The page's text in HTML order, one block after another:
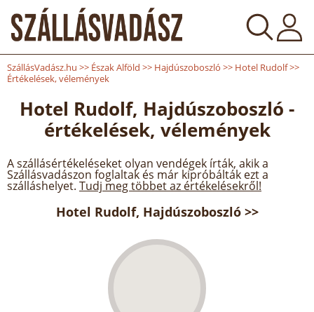
SzállásVadász.hu >> Észak Alföld >> Hajdúszoboszló >> Hotel Rudolf>>
Értékelések, vélemények
Hotel Rudolf, Hajdúszoboszló -
értékelések, vélemények
A szállásértékeléseket olyan vendégek írták, akik a
Szállásvadászon foglaltak és már kipróbálták ezt a
szálláshelyet. Tudj meg többet az értékelésekről!
Hotel Rudolf, Hajdúszoboszló >>